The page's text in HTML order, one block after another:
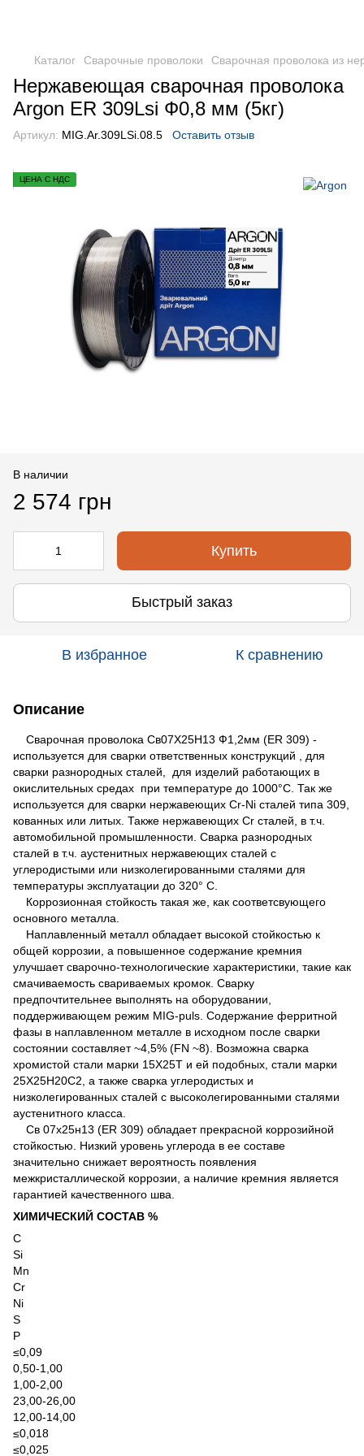
Каталог Сварочные проволоки Сварочная проволока из
Нержавеющая сварочная проволока
Argon ER 309Lsi Ф0,8 мм (5кг)
Артикул: MIG.Ar.309LSi.08.5 Оставить отзыв
ЦЕНА С НДС
В наличии
2 574 грн
Купить
Быстрый заказ
В избранное К сравнению
Описание
Сварочная проволока Св07Х25Н13 Ф1,2мм (ER 309) -
используется для сварки ответственных конструкций , для
сварки разнородных сталей, для изделий работающих в
окислительных средах при температуре до 1000°С. Так же
используется для сварки нержавеющих Cr-Ni сталей типа 309,
кованных или литых. Также нержавеющих Cr сталей, в т.ч.
автомобильной промышленности. Сварка разнородных
сталей в т.ч. аустенитных нержавеющих сталей с
углеродистыми или низколегированными сталями для
температуры эксплуатации до 320° С.
Коррозионная стойкость такая же, как соответсвующего
основного металла.
Наплавленный металл обладает высокой стойкостью к
общей коррозии, а повышенное содержание кремния
улучшает сварочно-технологические характеристики, такие как
смачиваемость свариваемых кромок. Сварку
предпочтительнее выполнять на оборудовании,
поддерживающем режим MIG-puls. Содержание ферритной
фазы в наплавленном металле в исходном после сварки
состоянии составляет ~4,5% (FN ~8). Возможна сварка
хромистой стали марки 15Х25Т и ей подобных, стали марки
25Х25Н20С2, а также сварка углеродистых и
низколегированных сталей с высоколегированными сталями
аустенитного класса.
Св 07х25н13 (ER 309) обладает прекрасной коррозийной
стойкостью. Низкий уровень углерода в ее составе
значительно снижает вероятность появления
межкристаллической коррозии, а наличие кремния является
гарантией качественного шва.
ХИМИЧЕСКИЙ СОСТАВ %
С
Si
Mn
Cr
Ni
S
P
≤0,09
0,50-1,00
1,00-2,00
23,00-26,00
12,00-14,00
≤0,018
≤0,025